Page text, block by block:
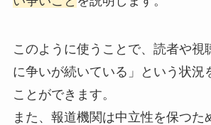
このように使うことで、読者や視
に争いが続いている」という状況
ことができます。
また、報道機関は中立性を保つた